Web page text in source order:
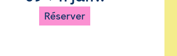
Réserver